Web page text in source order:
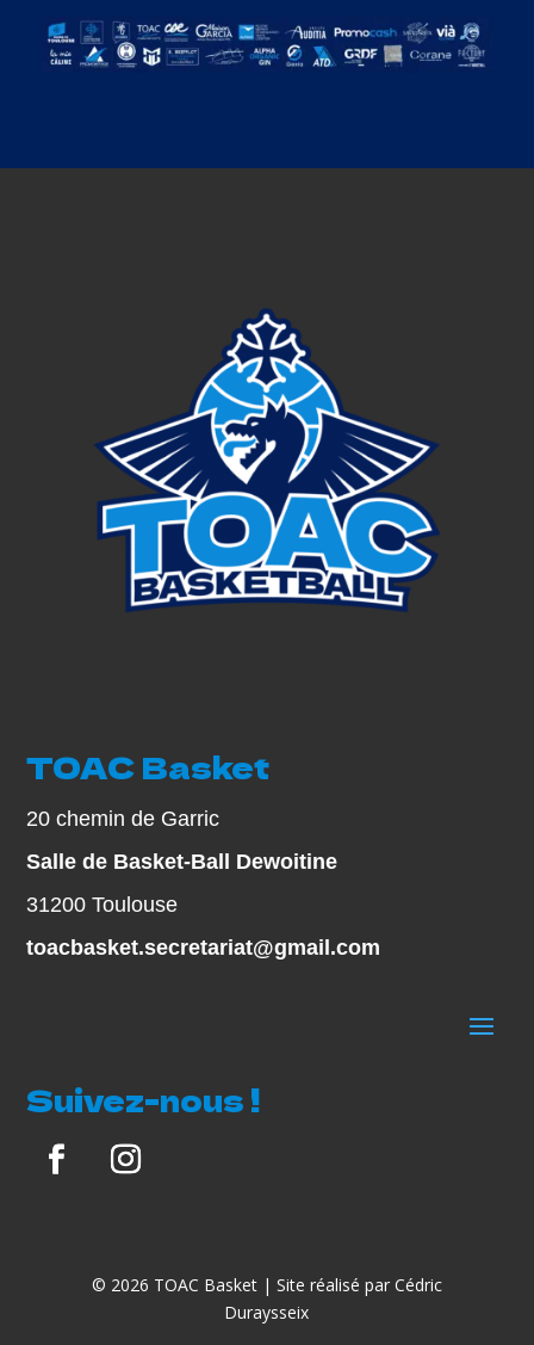
TOAC Basket
20 chemin de Garric
Salle de Basket-Ball Dewoitine
31200 Toulouse
toacbasket.secretariat@gmail.com
Suivez-nous !
© 2026 TOAC Basket | Site réalisé par Cédric
Duraysseix